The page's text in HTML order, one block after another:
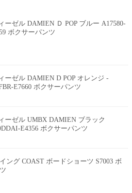
ーゼル DAMIEN Ｄ POP ブルー A17580-
ボクサーパンツ
ーゼル DAMIEN D POP オレンジ -
E7660 ボクサーパンツ
ーゼル UMBX DAMIEN ブラック
E4356 ボクサーパンツ
ング COAST ボードショーツ S7003 ボ